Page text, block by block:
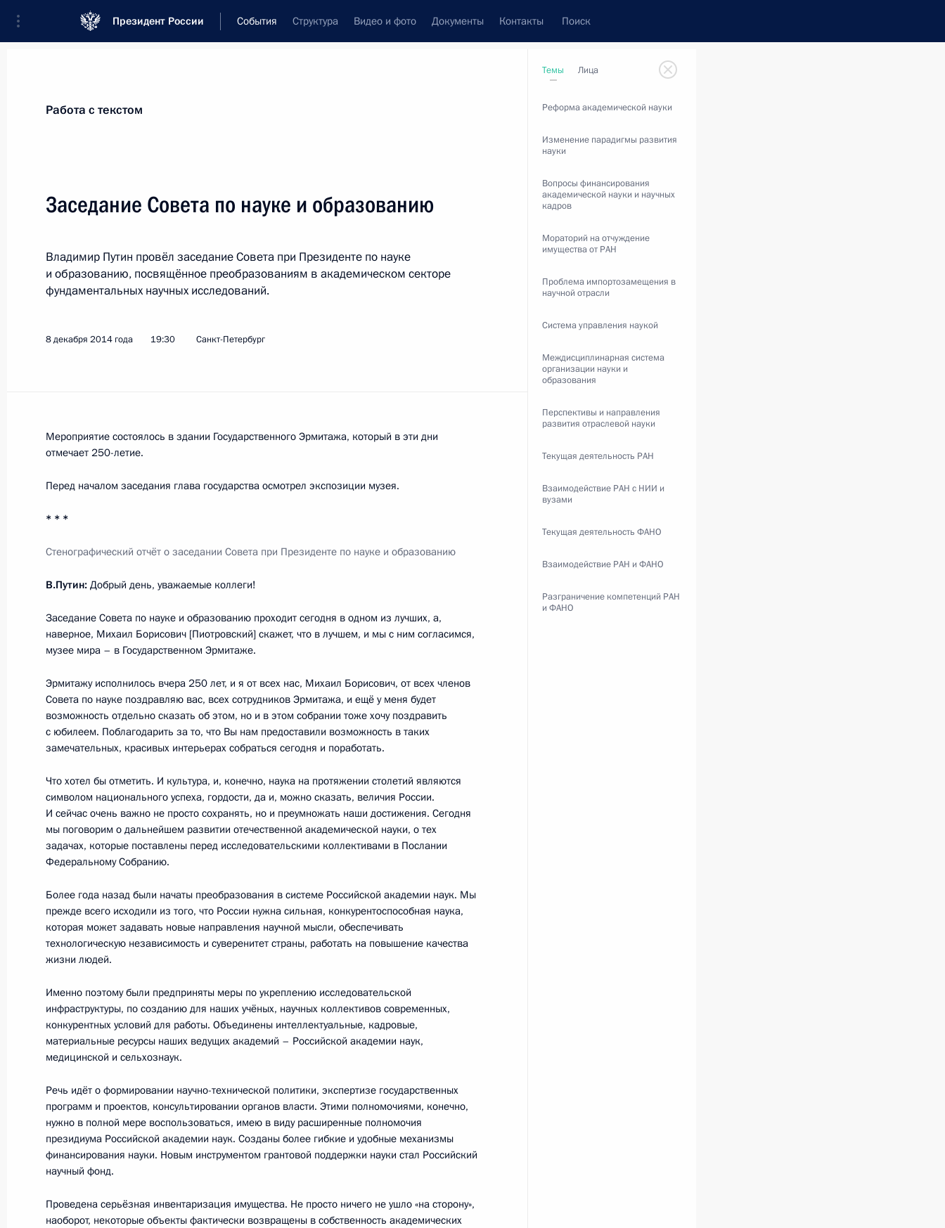
Президент России События Структура Видео и фото Документы Контакты Поиск
Комиссии и советы
февраль, 2018
Новости
Совет по науке и образованию Показать
5 февраля 2018 года, 13:30
30 августа 2017 года, среда
7 июня 2017 года, среда
Объявлены лауреаты Госпремии 2016 года
7 июня 2017 года, 11:30 Москва, Кремль
31 марта 2017 года, пятница
О приёме документов на соискание премии Президента
в области науки и инноваций для молодых учёных
31 марта 2017 года, 14:00
8 февраля 2017 года, среда
Вручены премии Президента в области науки и инноваций для
молодых учёных
6 февраля 2017 года, понедельник
Подписан Указ о присуждении премий Президента для молодых
6 февраля 2017 года, 10:00
23 ноября 2016 года, среда
23 ноября 2016 года, 15:15 Москва, Кремль
Работа с текстом
Заседание Совета по науке и образованию
Владимир Путин провёл заседание Совета при Президенте по науке
и образованию, посвящённое преобразованиям в академическом секторе
фундаментальных научных исследований.
8 декабря 2014 года 19:30 Санкт-Петербург
Мероприятие состоялось в здании Государственного Эрмитажа, который в эти дни
отмечает 250-летие.
Перед началом заседания глава государства осмотрел экспозиции музея.
* * *
Стенографический отчёт о заседании Совета при Президенте по науке и образованию
В.Путин: Добрый день, уважаемые коллеги!
Заседание Совета по науке и образованию проходит сегодня в одном из лучших, а,
наверное, Михаил Борисович [Пиотровский] скажет, что в лучшем, и мы с ним согласимся,
музее мира – в Государственном Эрмитаже.
Эрмитажу исполнилось вчера 250 лет, и я от всех нас, Михаил Борисович, от всех членов
Совета по науке поздравляю вас, всех сотрудников Эрмитажа, и ещё у меня будет
возможность отдельно сказать об этом, но и в этом собрании тоже хочу поздравить
с юбилеем. Поблагодарить за то, что Вы нам предоставили возможность в таких
замечательных, красивых интерьерах собраться сегодня и поработать.
Что хотел бы отметить. И культура, и, конечно, наука на протяжении столетий являются
символом национального успеха, гордости, да и, можно сказать, величия России.
И сейчас очень важно не просто сохранять, но и преумножать наши достижения. Сегодня
мы поговорим о дальнейшем развитии отечественной академической науки, о тех
задачах, которые поставлены перед исследовательскими коллективами в Послании
Федеральному Собранию.
Более года назад были начаты преобразования в системе Российской академии наук. Мы
прежде всего исходили из того, что России нужна сильная, конкурентоспособная наука,
которая может задавать новые направления научной мысли, обеспечивать
технологическую независимость и суверенитет страны, работать на повышение качества
жизни людей.
Именно поэтому были предприняты меры по укреплению исследовательской
инфраструктуры, по созданию для наших учёных, научных коллективов современных,
конкурентных условий для работы. Объединены интеллектуальные, кадровые,
материальные ресурсы наших ведущих академий – Российской академии наук,
медицинской и сельхознаук.
Речь идёт о формировании научно-технической политики, экспертизе государственных
программ и проектов, консультировании органов власти. Этими полномочиями, конечно,
нужно в полной мере воспользоваться, имею в виду расширенные полномочия
президиума Российской академии наук. Созданы более гибкие и удобные механизмы
финансирования науки. Новым инструментом грантовой поддержки науки стал Российский
научный фонд.
Проведена серьёзная инвентаризация имущества. Не просто ничего не ушло «на сторону»,
наоборот, некоторые объекты фактически возвращены в собственность академических
Темы
Реформа академической науки
Изменение парадигмы развития
науки
Вопросы финансирования
академической науки и научных
кадров
Мораторий на отчуждение
имущества от РАН
Проблема импортозамещения в
научной отрасли
Система управления наукой
Междисциплинарная система
организации науки и
образования
Перспективы и направления
развития отраслевой науки
Текущая деятельность РАН
Взаимодействие РАН с НИИ и
вузами
Текущая деятельность ФАНО
Взаимодействие РАН и ФАНО
Разграничение компетенций РАН
и ФАНО
Лица